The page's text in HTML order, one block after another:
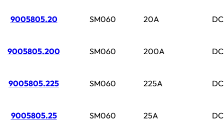
9005805.20 SM060 20A
9005805.200 SM060 200A
9005805.225 SM060 225A
9005805.25 SM060 25A